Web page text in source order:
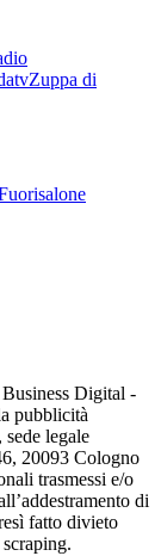
Zuppa di
Digital -
pubblicità
legale
20093 Cologno
trasmessi e/o
di
fatto divieto